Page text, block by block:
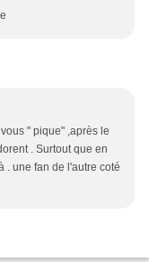
" pique" ,après le
. Surtout que en
. une fan de l'autre coté